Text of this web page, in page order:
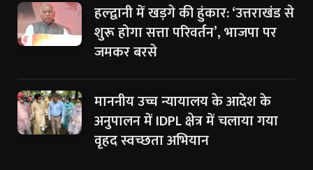
हल्द्वानी में खड़गे की हुंकार: ‘उत्तराखंड से
शुरू होगा सत्ता परिवर्तन’, भाजपा पर
जमकर बरसे
माननीय उच्च न्यायालय के आदेश के
अनुपालन में IDPL क्षेत्र में चलाया गया
वृहद स्वच्छता अभियान